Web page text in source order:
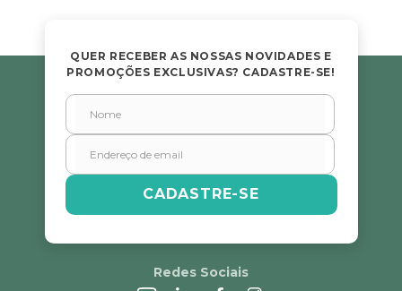
QUER RECEBER AS NOSSAS NOVIDADES E
PROMOÇÕES EXCLUSIVAS? CADASTRE-SE!
CADASTRE-SE
Redes Sociais